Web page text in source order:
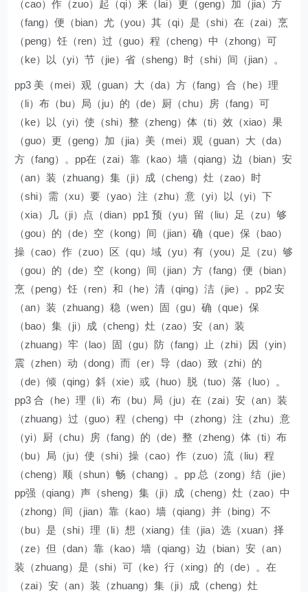
（cao）作（zuo）起（qi）来（lai）更（geng）加（jia）方
（fang）便（bian）尤（you）其（qi）是（shi）在（zai）烹
（peng）饪（ren）过（guo）程（cheng）中（zhong）可
（ke）以（yi）节（jie）省（sheng）时（shi）间（jian）。
pp3 美（mei）观（guan）大（da）方（fang）合（he）理
（li）布（bu）局（ju）的（de）厨（chu）房（fang）可
（ke）以（yi）使（shi）整（zheng）体（ti）效（xiao）果
（guo）更（geng）加（jia）美（mei）观（guan）大（da）
方（fang）。pp在（zai）靠（kao）墙（qiang）边（bian）安
（an）装（zhuang）集（ji）成（cheng）灶（zao）时
（shi）需（xu）要（yao）注（zhu）意（yi）以（yi）下
（xia）几（ji）点（dian）pp1 预（yu）留（liu）足（zu）够
（gou）的（de）空（kong）间（jian）确（que）保（bao）
操（cao）作（zuo）区（qu）域（yu）有（you）足（zu）够
（gou）的（de）空（kong）间（jian）方（fang）便（bian）
烹（peng）饪（ren）和（he）清（qing）洁（jie）。pp2 安
（an）装（zhuang）稳（wen）固（gu）确（que）保
（bao）集（ji）成（cheng）灶（zao）安（an）装
（zhuang）牢（lao）固（gu）防（fang）止（zhi）因（yin）
震（zhen）动（dong）而（er）导（dao）致（zhi）的
（de）倾（qing）斜（xie）或（huo）脱（tuo）落（luo）。
pp3 合（he）理（li）布（bu）局（ju）在（zai）安（an）装
（zhuang）过（guo）程（cheng）中（zhong）注（zhu）意
（yi）厨（chu）房（fang）的（de）整（zheng）体（ti）布
（bu）局（ju）使（shi）操（cao）作（zuo）流（liu）程
（cheng）顺（shun）畅（chang）。pp 总（zong）结（jie）
pp强（qiang）声（sheng）集（ji）成（cheng）灶（zao）中
（zhong）间（jian）靠（kao）墙（qiang）并（bing）不
（bu）是（shi）理（li）想（xiang）佳（jia）选（xuan）择
（ze）但（dan）靠（kao）墙（qiang）边（bian）安（an）
装（zhuang）是（shi）可（ke）行（xing）的（de）。在
（zai）安（an）装（zhuang）集（ji）成（cheng）灶